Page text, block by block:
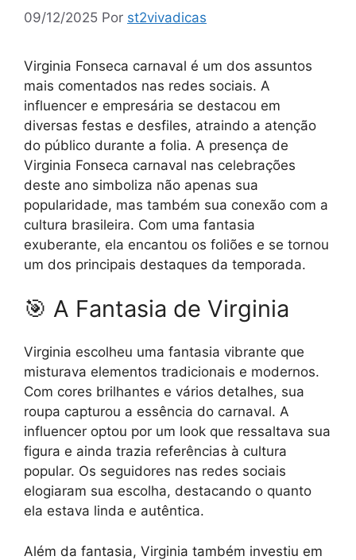
09/12/2025 Por st2vivadicas
Virginia Fonseca carnaval é um dos assuntos
mais comentados nas redes sociais. A
influencer e empresária se destacou em
diversas festas e desfiles, atraindo a atenção
do público durante a folia. A presença de
Virginia Fonseca carnaval nas celebrações
deste ano simboliza não apenas sua
popularidade, mas também sua conexão com a
cultura brasileira. Com uma fantasia
exuberante, ela encantou os foliões e se tornou
um dos principais destaques da temporada.
🎯 A Fantasia de Virginia
Virginia escolheu uma fantasia vibrante que
misturava elementos tradicionais e modernos.
Com cores brilhantes e vários detalhes, sua
roupa capturou a essência do carnaval. A
influencer optou por um look que ressaltava sua
figura e ainda trazia referências à cultura
popular. Os seguidores nas redes sociais
elogiaram sua escolha, destacando o quanto
ela estava linda e autêntica.
Além da fantasia, Virginia também investiu em